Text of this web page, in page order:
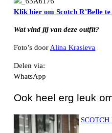
Klik hier om Scotch R’Belle te
Wat vind jij van deze outfit?
Foto’s door Alina Krasieva
Delen via:
WhatsApp
Ook heel erg leuk